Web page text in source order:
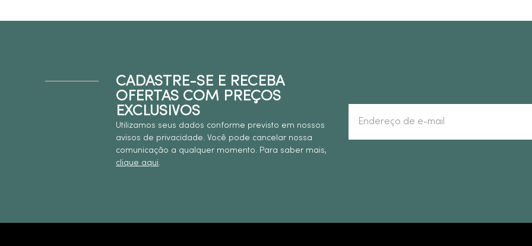
CADASTRE-SE E RECEBA
OFERTAS COM PREÇOS
EXCLUSIVOS
Utilizamos seus dados conforme previsto em nossos
avisos de privacidade. Você pode cancelar nossa
comunicação a qualquer momento. Para saber mais,
clique aqui.